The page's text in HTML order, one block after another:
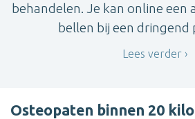
behandelen. Je kan online een
bellen bij een dringend
Lees verder
Osteopaten binnen 20